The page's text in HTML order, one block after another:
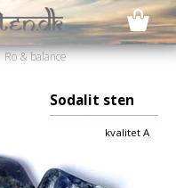
Ro & balance
Sodalit sten
kvalitet A